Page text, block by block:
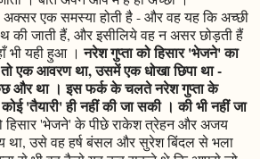
एक समस्या होती है - और वह यह कि अच्छी
की जाती हैं, और इसीलिये वह न असर छोड़ती हैं
भी यही हुआ ।नरेश गुप्ता को हिसार 'भेजने' का
एक आवरण था, उसमें एक धोखा छिपा था -
और था । इस फर्क के चलते नरेश गुप्ता के
'तैयारी' ही नहीं की जा सकी । की भी नहीं जा
हिसार 'भेजने' के पीछे राकेश त्रेहन और अजय
था, उसे वह हर्ष बंसल और सुरेश बिंदल से भला